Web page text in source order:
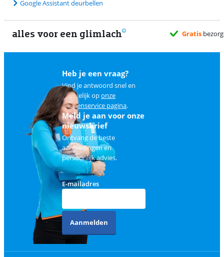
Google Assistant deurbellen
alles voor een glimlach
Heb je een vraag?
Vind je antwoord snel en
makkelijk oponze
klantenservice pagina.
Meld je aan voor onze
nieuwsbrief
Ontvang de beste
aanbiedingen en
persoonlijk advies.
E-mailadres
Aanmelden